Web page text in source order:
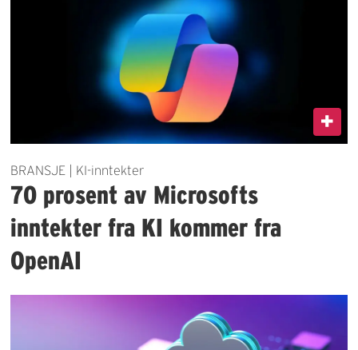
BRANSJE | KI-inntekter
70 prosent av Microsofts
inntekter fra KI kommer fra
OpenAI